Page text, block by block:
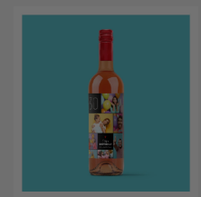
може да се превърне във
вашата любима!